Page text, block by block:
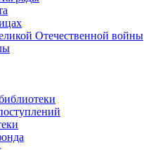
Отечественной войны